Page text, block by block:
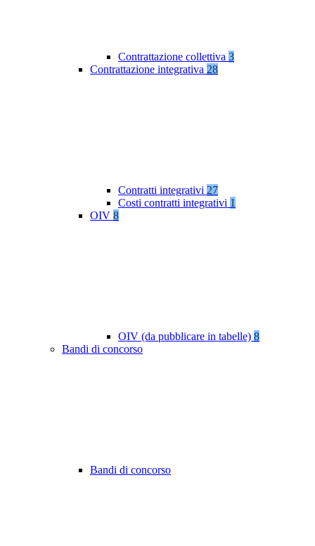
Contrattazione collettiva 3
Contrattazione integrativa 28
Contratti integrativi 27
Costi contratti integrativi 1
OIV 8
OIV (da pubblicare in tabelle) 8
Bandi di concorso
Bandi di concorso